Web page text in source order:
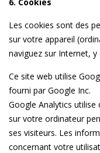
Les cookies sont des
sur votre appareil
naviguez sur Internet,
Ce site web utilise
fourni par Google Inc.
Google Analytics utilise
sur votre ordinateur
ses visiteurs. Les
concernant votre